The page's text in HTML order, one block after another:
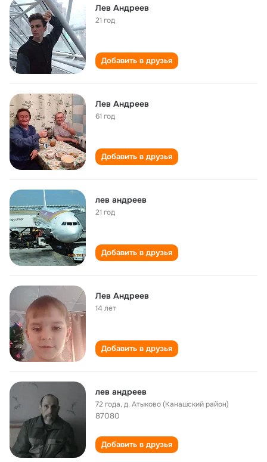
Лев Андреев
21 год
Добавить в друзья
Лев Андреев
61 год
Добавить в друзья
лев андреев
21 год
Добавить в друзья
Лев Андреев
14 лет
Добавить в друзья
лев андреев
72 года,д. Атыково (Канашский район)
87080
Добавить в друзья